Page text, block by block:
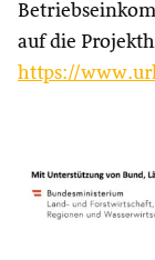
auf die
https://